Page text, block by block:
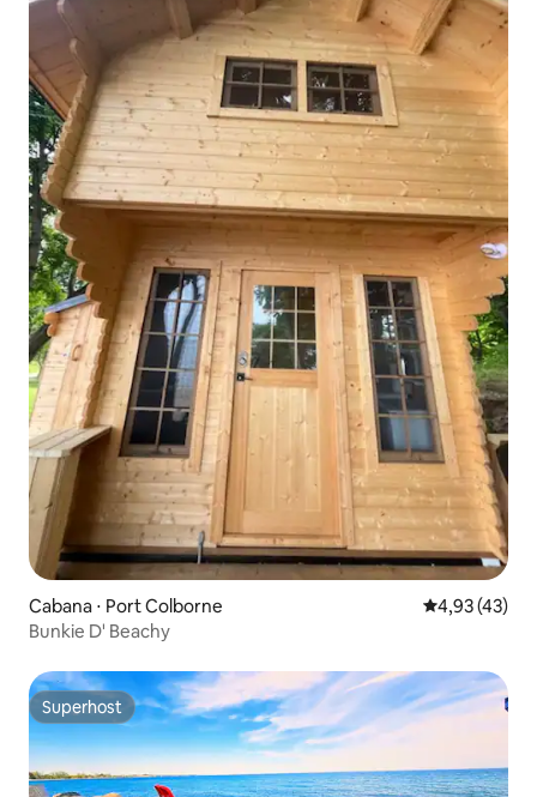
Cabana ⋅ Port Colborne 4,93 de uma
4,93 (43)
Bunkie D' Beachy
Superhost
Superhost